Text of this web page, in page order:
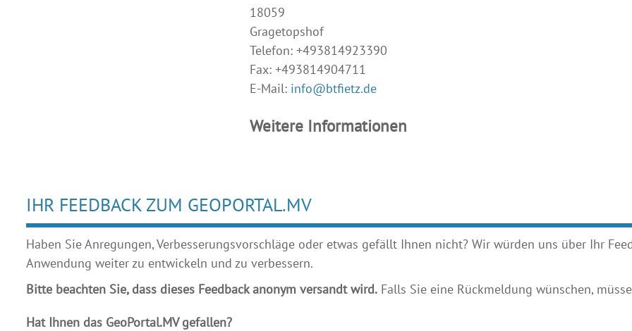
18059
Gragetopshof
Telefon: +493814923390
Fax: +493814904711
E-Mail: info@btfietz.de
Weitere Informationen
IHR FEEDBACK ZUM GEOPORTAL.MV
Haben Sie Anregungen, Verbesserungsvorschläge oder etwas gefällt Ihnen nicht? Wir würden uns über Ihr
Anwendung weiter zu entwickeln und zu verbessern.
Bitte beachten Sie, dass dieses Feedback anonym versandt wird.Falls Sie eine Rückmeldung wünschen,
Hat Ihnen das GeoPortal.MV gefallen?